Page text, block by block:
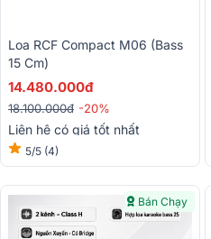
Loa RCF Compact M06 (bass
15 Cm)
14.480.000đ
18.100.000đ -20%
Liên hệ có giá tốt nhất
5/5 (4)
Bán Chạy